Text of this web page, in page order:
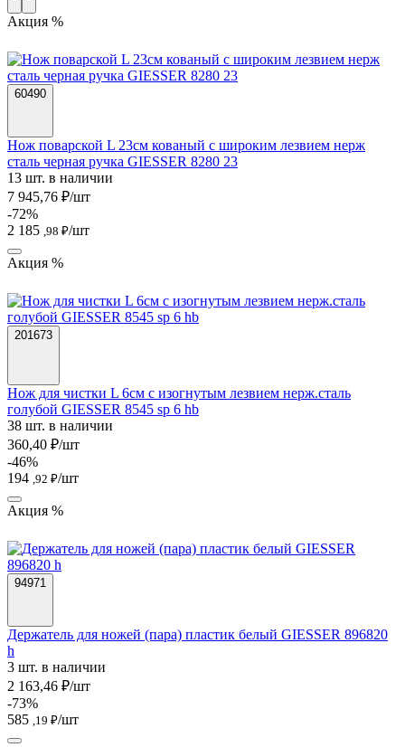
Акция %
60490
Нож поварской L 23см кованый с широким лезвием нерж
сталь черная ручка GIESSER 8280 23
13 шт. в наличии
7 945,76 ₽/шт
-72%
2 185 ,98 ₽/шт
Акция %
201673
Нож для чистки L 6см с изогнутым лезвием нерж.сталь
голубой GIESSER 8545 sp 6 hb
38 шт. в наличии
360,40 ₽/шт
-46%
194 ,92 ₽/шт
Акция %
94971
Держатель для ножей (пара) пластик белый GIESSER 896820
h
3 шт. в наличии
2 163,46 ₽/шт
-73%
585 ,19 ₽/шт